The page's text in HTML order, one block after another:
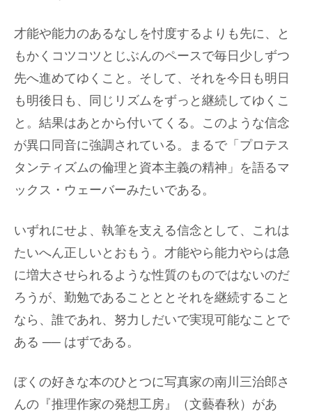
才能や能力のあるなしを忖度するよりも先に、と
もかくコツコツとじぶんのペースで毎日少しずつ
先へ進めてゆくこと。そして、それを今日も明日
も明後日も、同じリズムをずっと継続してゆくこ
と。結果はあとから付いてくる。このような信念
が異口同音に強調されている。まるで「プロテス
タンティズムの倫理と資本主義の精神」を語るマ
ックス・ウェーバーみたいである。
いずれにせよ、執筆を支える信念として、これは
たいへん正しいとおもう。才能やら能力やらは急
に増大させられるような性質のものではないのだ
ろうが、勤勉であることととそれを継続すること
なら、誰であれ、努力しだいで実現可能なことで
ある ── はずである。
ぼくの好きな本のひとつに写真家の南川三治郎さ
んの『推理作家の発想工房』（文藝春秋）があ